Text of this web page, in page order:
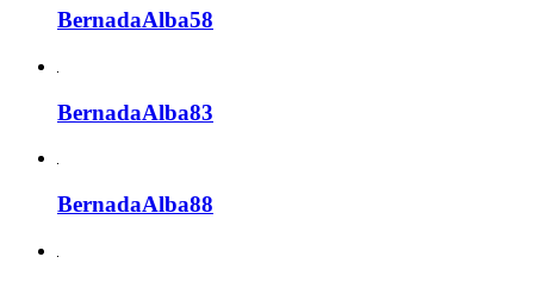
BernadaAlba58
BernadaAlba83
BernadaAlba88